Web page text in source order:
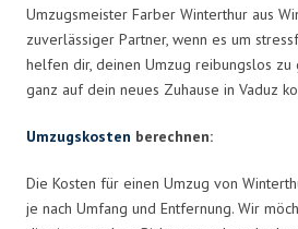
Umzugsmeister Farber Winterthur aus
zuverlässiger Partner, wenn es um
helfen dir, deinen Umzug reibungslos zu
ganz auf dein neues Zuhause in Vaduz
Umzugskosten berechnen:
Die Kosten für einen Umzug von
je nach Umfang und Entfernung. Wir